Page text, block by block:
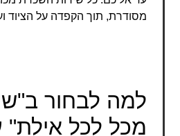
מסודרת, תוך הקפדה על הציוד
למה לבחור
מכל לכל אילת"